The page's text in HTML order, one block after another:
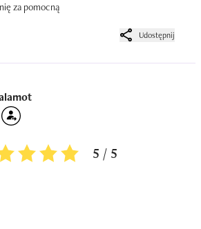
od: roku?
jedno, toż to pędzelek
za pomocną
Udostępnij
5 / 5